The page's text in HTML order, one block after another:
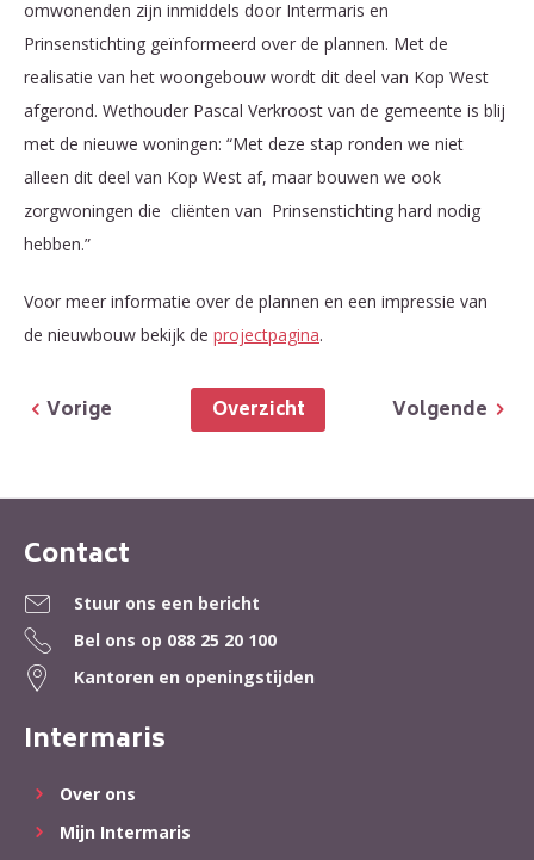
omwonenden zijn inmiddels door Intermaris en
Prinsenstichting geïnformeerd over de plannen. Met de
realisatie van het woongebouw wordt dit deel van Kop West
afgerond. Wethouder Pascal Verkroost van de gemeente is blij
met de nieuwe woningen: “Met deze stap ronden we niet
alleen dit deel van Kop West af, maar bouwen we ook
zorgwoningen die cliënten van Prinsenstichting hard nodig
hebben.”
Voor meer informatie over de plannen en een impressie van
de nieuwbouw bekijk de projectpagina.
Volgende
Overzicht
Vorige
Contactinformatie
Contact
Stuur ons een bericht
Bel ons op 088 25 20 100
Kantoren en openingstijden
Intermaris
Over ons
Mijn Intermaris